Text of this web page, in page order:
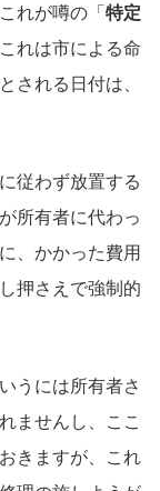
れが噂の「特定
れは市による命
される日付は、
従わず放置する
所有者に代わっ
、かかった費用
押さえで強制的
うには所有者さ
ませんし、ここ
きますが、これ